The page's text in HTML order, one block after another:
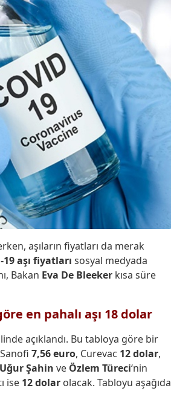
aşıların fiyatları da merak
19 aşı fiyatları sosyal medyada
Bakan Eva De Bleeker kısa süre
en pahalı aşı 18 dolar
açıklandı. Bu tabloya göre bir
7,56 euro, Curevac 12 dolar,
Uğur Şahin ve Özlem Türeci‘nin
ise 12 dolar olacak. Tabloyu aşağıda